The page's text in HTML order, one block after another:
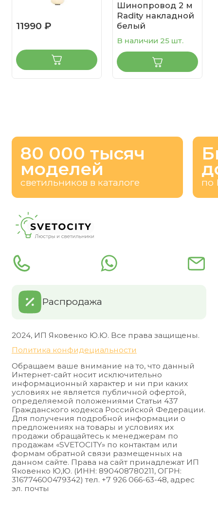
11990 ₽
Шинопровод 2 м
Radity накладной
белый
В наличии 25 шт.
80 000 тысяч
моделей
светильников в каталоге по
Распродажа
2024, ИП Яковенко Ю.Ю. Все права защищены.
Политика конфидециальности
Обращаем ваше внимание на то, что данный
Интернет-сайт носит исключительно
информационный характер и ни при каких
условиях не является публичной офертой,
определяемой положениями Статьи 437
Гражданского кодекса Российской Федерации.
Для получения подробной информации о
предложениях на товары и условиях их
продажи обращайтесь к менеджерам по
продажам «SVETOCITY» по контактам или
формам обратной связи размещенных на
данном сайте. Права на сайт принадлежат ИП
Яковенко Ю,Ю. (ИНН: 890408780211, ОГРН:
316774600479342) тел. +7 926 066-63-48, адрес
эл. почты